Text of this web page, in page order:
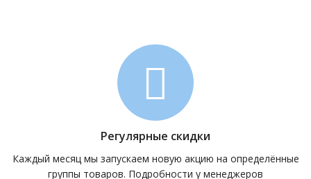
Регулярные скидки
Каждый месяц мы запускаем новую акцию на определённые
группы товаров. Подробности у менеджеров